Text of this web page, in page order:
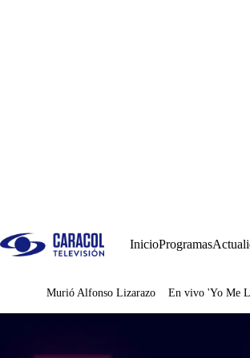
InicioProgramas
Juegos
Murió Alfonso Lizarazo En vivo 'Yo Me